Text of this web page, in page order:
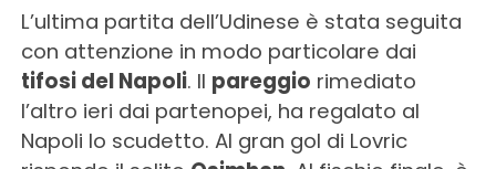
L’ultima partita dell’Udinese è stata seguita
con attenzione in modo particolare dai
tifosi del Napoli. Il pareggio rimediato
l’altro ieri dai partenopei, ha regalato al
Napoli lo scudetto. Al gran gol di Lovric